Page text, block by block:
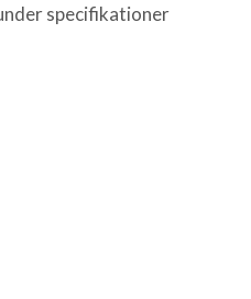
specifikationer